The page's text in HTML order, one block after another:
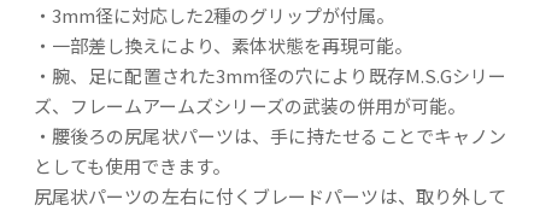
・3mm径に対応した2種のグリップが付属。
・一部差し換えにより、素体状態を再現可能。
・腕、足に配置された3mm径の穴により既存M.S.Gシリー
ズ、フレームアームズシリーズの武装の併用が可能。
・腰後ろの尻尾状パーツは、手に持たせることでキャノン
としても使用できます。
尻尾状パーツの左右に付くブレードパーツは、取り外して